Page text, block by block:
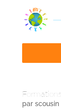
Formations
par scousin|